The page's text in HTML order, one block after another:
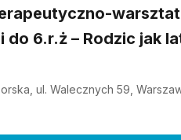
6.r.ż – Rodzic jak
ul. Walecznych 59,